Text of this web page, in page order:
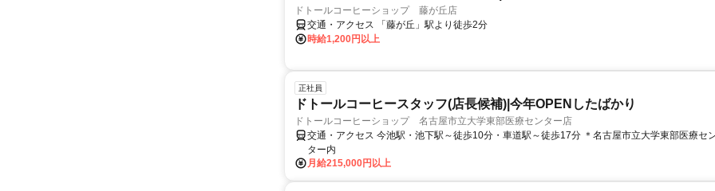
ドトールコーヒーショップ 藤が丘店
時給1,200円以上
交通・アクセス 「藤が丘」駅より徒歩2分
正社員
ドトールコーヒースタッフ(店長候補)|今年OPENしたばかり
ドトールコーヒーショップ 名古屋市立大学東部医療センター店
月給215,000円以上
交通・アクセス 今池駅・池下駅～徒歩10分・車道駅～徒歩17分 ＊名古屋市立大学東部医療セ
ター内